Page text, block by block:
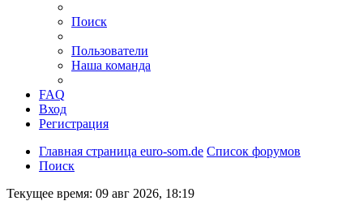
Поиск
Пользователи
Наша команда
FAQ
Вход
Регистрация
Главная страница euro-som.de Список форумов
Поиск
Текущее время: 09 авг 2026, 18:19